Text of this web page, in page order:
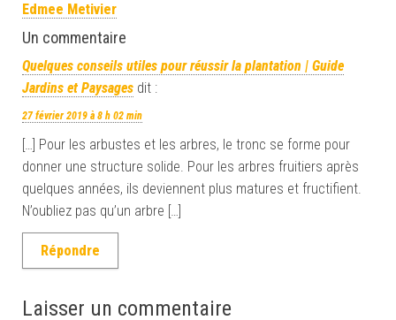
Edmee Metivier
Un commentaire
Quelques conseils utiles pour réussir la plantation | Guide
Jardins et Paysages dit :
27 février 2019 à 8 h 02 min
[…] Pour les arbustes et les arbres, le tronc se forme pour
donner une structure solide. Pour les arbres fruitiers après
quelques années, ils deviennent plus matures et fructifient.
N’oubliez pas qu’un arbre […]
Répondre
Laisser un commentaire